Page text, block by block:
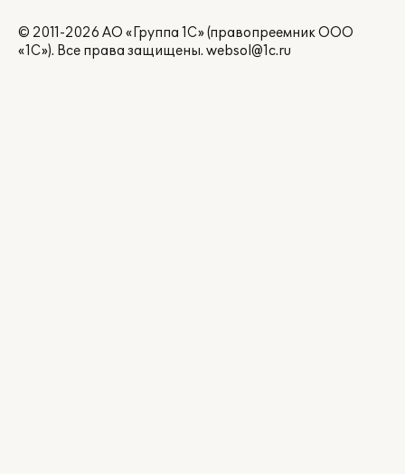
© 2011-2026 АО «Группа 1С» (правопреемник ООО
«1С»). Все права защищены. websol@1c.ru